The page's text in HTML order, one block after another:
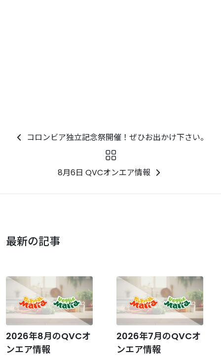
コロンビア独立記念祭開催！ぜひお出かけ下さい。
8月6日 QVCオンエア情報
最新の記事
2026年8月のQVCオ
ンエア情報
2026年7月のQVCオ
ンエア情報